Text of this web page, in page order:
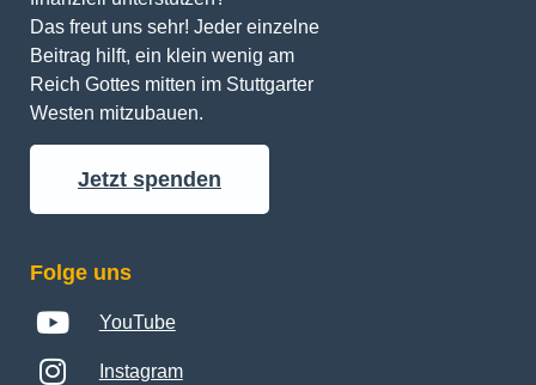
Das freut uns sehr! Jeder einzelne
Beitrag hilft, ein klein wenig am
Reich Gottes mitten im Stuttgarter
Westen mitzubauen.
Jetzt spenden
Folge uns
YouTube
Instagram